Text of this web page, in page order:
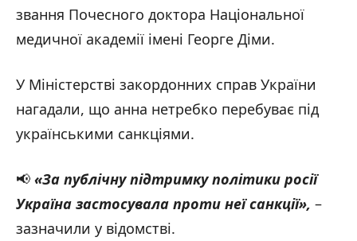
звання Почесного доктора Національної
медичної академії імені Георге Діми.
У Міністерстві закордонних справ України
нагадали, що анна нетребко перебуває під
українськими санкціями.
📢 «За публічну підтримку політики росії
Україна застосувала проти неї санкції», –
зазначили у відомстві.